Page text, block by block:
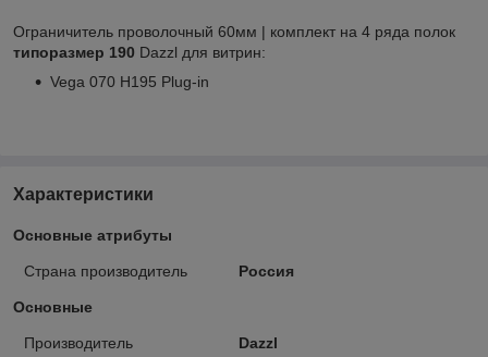
Ограничитель проволочный 60мм | комплект на 4 ряда полок
типоразмер 190 Dazzl для витрин:
Vega 070 H195 Plug-in
Характеристики
Основные атрибуты
Страна производитель Россия
Основные
Производитель Dazzl